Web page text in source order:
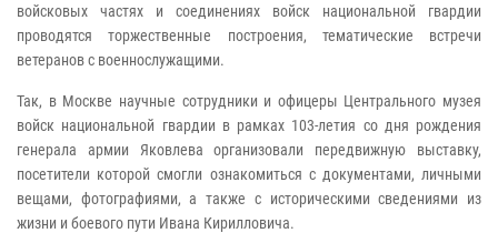
войсковых частях и соединениях войск национальной гвардии
проводятся торжественные построения, тематические встречи
ветеранов с военнослужащими.
Так, в Москве научные сотрудники и офицеры Центрального музея
войск национальной гвардии в рамках 103-летия со дня рождения
генерала армии Яковлева организовали передвижную выставку,
посетители которой смогли ознакомиться с документами, личными
вещами, фотографиями, а также с историческими сведениями из
жизни и боевого пути Ивана Кирилловича.